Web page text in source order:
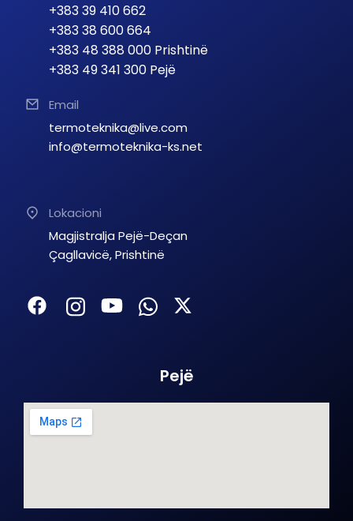
+383 39 410 662
+383 38 600 664
+383 48 388 000 Prishtinë
+383 49 341 300 Pejë
Email
termoteknika@live.com
info@termoteknika-ks.net
Lokacioni
Magjistralja Pejë-Deçan
Çagllavicë, Prishtinë
Pejë